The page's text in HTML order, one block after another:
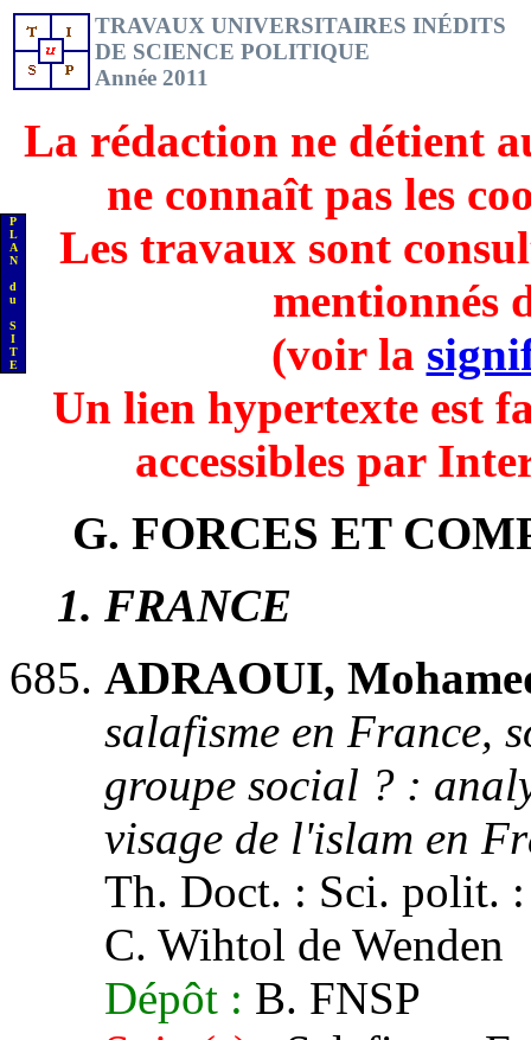
P
L
A
N
d
u
S
I
T
E
TRAVAUX UNIVERSITAIRES INÉDITS
DE SCIENCE POLITIQUE
Année 2011
La rédaction ne détient
ne connaît pas les
Les travaux sont
mentionnés
(voir la
Un lien hypertexte est
accessibles par
G. FORCES ET
1. FRANCE
ADRAOUI,
salafisme en France,
groupe social ? :
visage de l'islam en
Th. Doct. : Sci. polit.
C. Wihtol de Wenden
Dépôt : B. FNSP